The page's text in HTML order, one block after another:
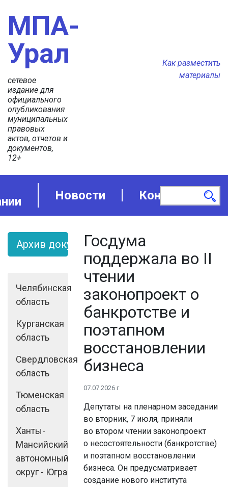
МПА-
Урал
сетевое
издание для
официального
опубликования
муниципальных
правовых
актов, отчетов и
документов,
12+
Как разместить
материалы
Новости Контакты
Архив документов
Челябинская
область
Курганская
область
Свердловская
область
Тюменская
область
Ханты-
Мансийский
автономный
округ - Югра
Госдума
поддержала во II
чтении
законопроект о
банкротстве и
поэтапном
восстановлении
бизнеса
07.07.2026 г
Депутаты на пленарном заседании
во вторник, 7 июля, приняли
во втором чтении законопроект
о несостоятельности (банкротстве)
и поэтапном восстановлении
бизнеса. Он предусматривает
создание нового института